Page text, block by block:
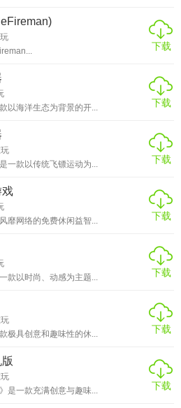
下载
以海洋生态为背景的开...
下载
一款以传统飞镖运动为...
下载
戏
靡网络的免费休闲益智...
下载
款以时尚、动感为主题...
下载
极具创意和趣味性的休...
下载
是一款充满创意与趣味...
下载